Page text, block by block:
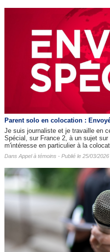
Parent solo en colocation :
Je suis journaliste et je travaille en
Spécial, sur France 2, à un sujet
m'intéresse en particulier à la
Dans Appel à témoins - Publié le 25/03/2026